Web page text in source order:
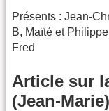
Présents : Jean-
B, Maïté et
Fred
Article sur
(Jean-Marie)